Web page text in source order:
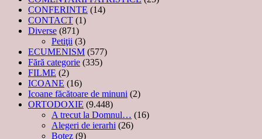
CONFERINTE (14)
CONTACT (1)
Diverse (871)
Petiţii (3)
ECUMENISM (577)
Fără categorie (335)
FILME (2)
ICOANE (16)
Icoane făcătoare de minuni (2)
ORTODOXIE (9.448)
A trecut la Domnul… (16)
Alegeri de ierarhi (26)
Botez (9)